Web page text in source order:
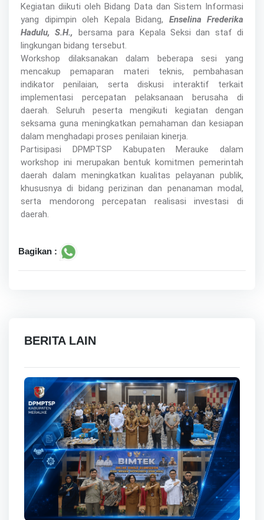
Kegiatan diikuti oleh Bidang Data dan Sistem Informasi
yang dipimpin oleh Kepala Bidang, Enselina Frederika
Hadulu, S.H., bersama para Kepala Seksi dan staf di
lingkungan bidang tersebut.
Workshop dilaksanakan dalam beberapa sesi yang
mencakup pemaparan materi teknis, pembahasan
indikator penilaian, serta diskusi interaktif terkait
implementasi percepatan pelaksanaan berusaha di
daerah. Seluruh peserta mengikuti kegiatan dengan
seksama guna meningkatkan pemahaman dan kesiapan
dalam menghadapi proses penilaian kinerja.
Partisipasi DPMPTSP Kabupaten Merauke dalam
workshop ini merupakan bentuk komitmen pemerintah
daerah dalam meningkatkan kualitas pelayanan publik,
khususnya di bidang perizinan dan penanaman modal,
serta mendorong percepatan realisasi investasi di
daerah.
Bagikan :
BERITA LAIN